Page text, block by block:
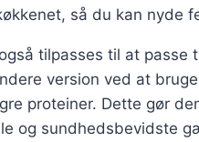
så du kan nyde
tilpasses til at passe
version ved at
proteiner. Dette gør
og sundhedsbevidste